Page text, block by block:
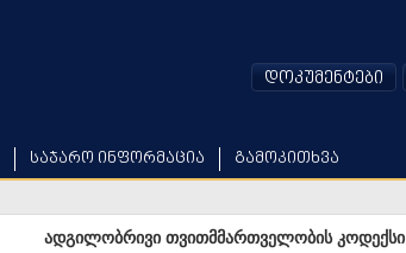
საჯარო ინფორმაცია გამოკითხვა
დოკუმენტები
ადგილობრივი თვითმმართველობის კოდექსი